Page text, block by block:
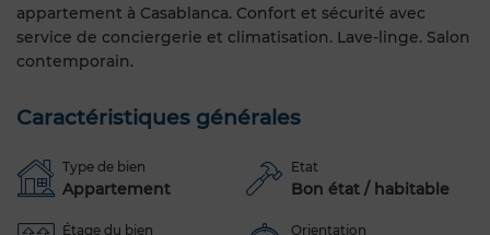
appartement à Casablanca. Confort et sécurité avec
service de conciergerie et climatisation. Lave-linge. Salon
contemporain.
Caractéristiques générales
Type de bien
Appartement
Etat
Bon état / habitable
Étage du bien Orientation